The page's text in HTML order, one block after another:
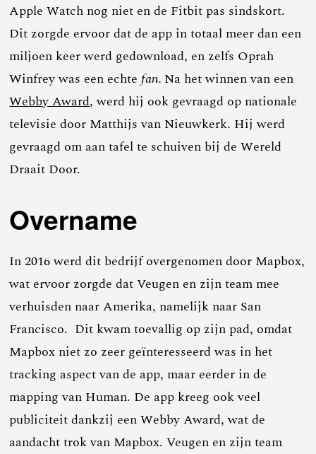
Apple Watch nog niet en de Fitbit pas sindskort.
Dit zorgde ervoor dat de app in totaal meer dan een
miljoen keer werd gedownload, en zelfs Oprah
Winfrey was een echte fan. Na het winnen van een
Webby Award, werd hij ook gevraagd op nationale
televisie door Matthijs van Nieuwkerk. Hij werd
gevraagd om aan tafel te schuiven bij de Wereld
Draait Door.
Overname
In 2016 werd dit bedrijf overgenomen door Mapbox,
wat ervoor zorgde dat Veugen en zijn team mee
verhuisden naar Amerika, namelijk naar San
Francisco. Dit kwam toevallig op zijn pad, omdat
Mapbox niet zo zeer geïnteresseerd was in het
tracking aspect van de app, maar eerder in de
mapping van Human. De app kreeg ook veel
publiciteit dankzij een Webby Award, wat de
aandacht trok van Mapbox. Veugen en zijn team